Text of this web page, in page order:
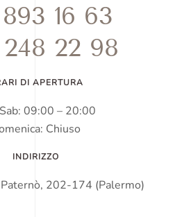
16 63
22 98
DI APERTURA
09:00 – 20:00
Chiuso
INDIRIZZO
202-174 (Palermo)